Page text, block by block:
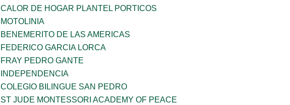
CALOR DE HOGAR PLANTEL PORTICOS
MOTOLINIA
BENEMERITO DE LAS AMERICAS
FEDERICO GARCIA LORCA
FRAY PEDRO GANTE
INDEPENDENCIA
COLEGIO BILINGUE SAN PEDRO
ST JUDE MONTESSORI ACADEMY OF PEACE